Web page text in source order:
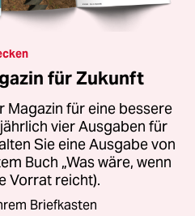
für Zukunft
Magazin für eine bessere
vier Ausgaben für
Sie eine Ausgabe von
Buch „Was wäre, wenn
Vorrat reicht).
Briefkasten